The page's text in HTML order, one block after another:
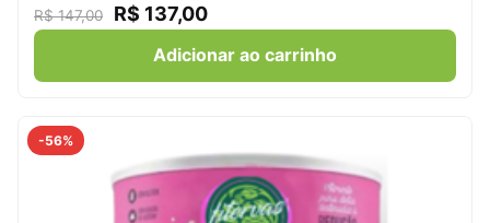
R$147,00 R$ 137,00
Adicionar ao carrinho
-56%